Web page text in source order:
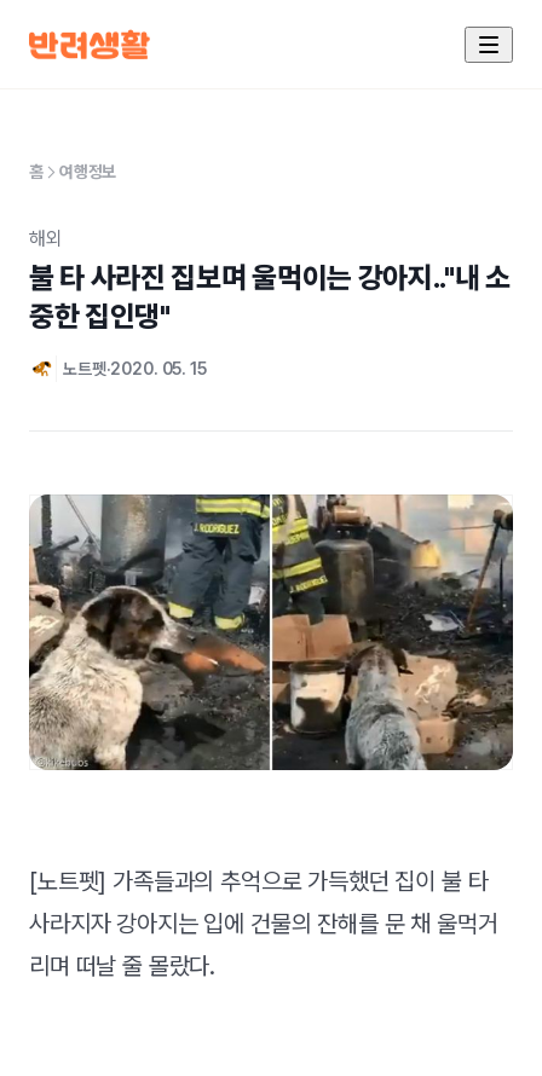
홈 여행정보
해외
불 타 사라진 집보며 울먹이는 강아지.."내 소
중한 집인댕"
노트펫 2020. 05. 15
[노트펫] 가족들과의 추억으로 가득했던 집이 불 타
사라지자 강아지는 입에 건물의 잔해를 문 채 울먹거
리며 떠날 줄 몰랐다.